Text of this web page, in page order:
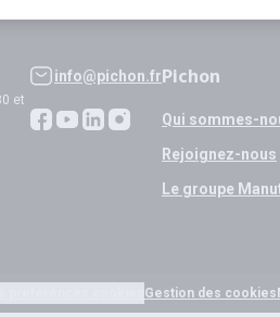
et
info@pichon.frPichon
Qui sommes-
Rejoignez-nous
Le groupe
Gestion des cookies